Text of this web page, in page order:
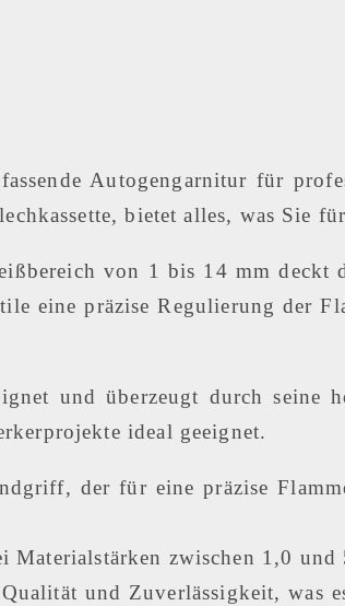
Autogengarnitur für
bietet alles, was Sie
von 1 bis 14 mm deckt
eine präzise Regulierung der
und überzeugt durch
ideal geeignet.
der für eine präzise
Materialstärken zwischen 1,0 und
und Zuverlässigkeit, was